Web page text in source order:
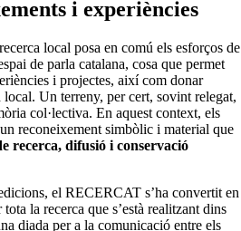
i experiències
local posa en comú els esforços de
de parla catalana, cosa que permet
i projectes, així com donar
Un terreny, per cert, sovint relegat,
col·lectiva. En aquest context, els
reconeixement simbòlic i material que
recerca, difusió i conservació
el RECERCAT s’ha convertit en
la recerca que s’està realitzant dins
diada per a la comunicació entre els